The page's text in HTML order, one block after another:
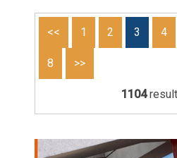
<< 1 2 3 4
8 >>
1104